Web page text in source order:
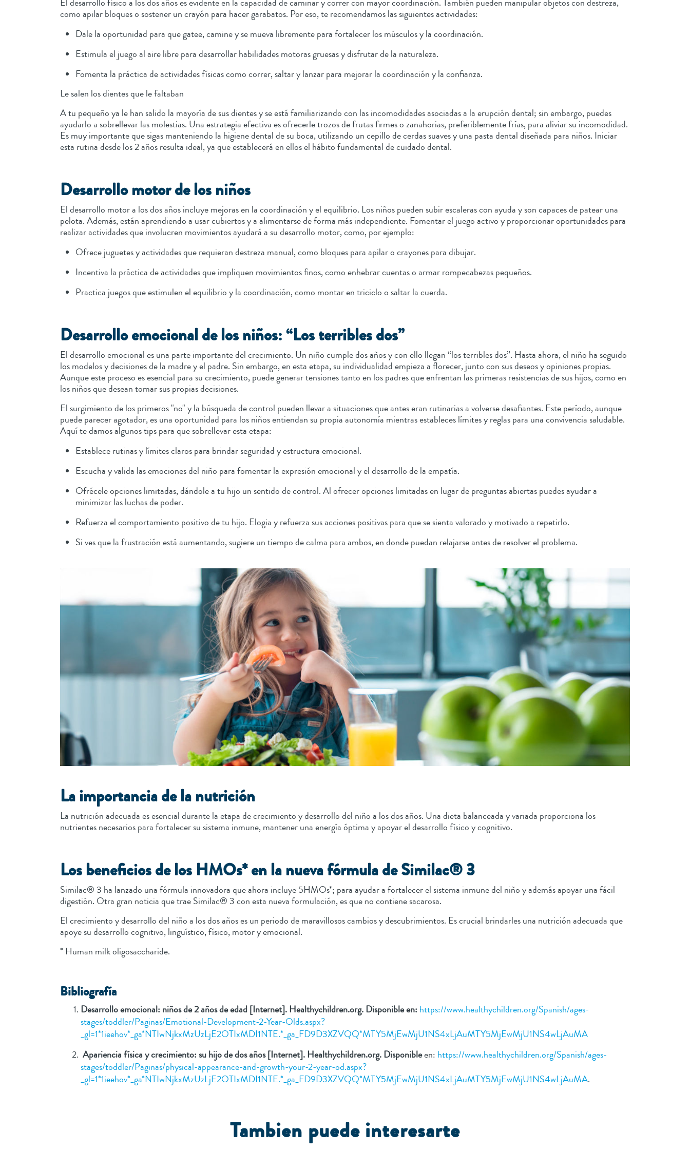
como apilar bloques o sostener un crayón para hacer garabatos. Por eso, te recomendamos las siguientes actividades:
Dale la oportunidad para que gatee, camine y se mueva libremente para fortalecer los músculos y la coordinación.
Estimula el juego al aire libre para desarrollar habilidades motoras gruesas y disfrutar de la naturaleza.
Fomenta la práctica de actividades físicas como correr, saltar y lanzar para mejorar la coordinación y la confianza.
Le salen los dientes que le faltaban
A tu pequeño ya le han salido la mayoría de sus dientes y se está familiarizando con las incomodidades asociadas a la erupción dental; sin embargo, puedes
ayudarlo a sobrellevar las molestias. Una estrategia efectiva es ofrecerle trozos de frutas firmes o zanahorias, preferiblemente frías, para aliviar su incomodidad.
Es muy importante que sigas manteniendo la higiene dental de su boca, utilizando un cepillo de cerdas suaves y una pasta dental diseñada para niños. Iniciar
esta rutina desde los 2 años resulta ideal, ya que establecerá en ellos el hábito fundamental de cuidado dental.
Desarrollo motor de los niños
El desarrollo motor a los dos años incluye mejoras en la coordinación y el equilibrio. Los niños pueden subir escaleras con ayuda y son capaces de patear una
pelota. Además, están aprendiendo a usar cubiertos y a alimentarse de forma más independiente. Fomentar el juego activo y proporcionar oportunidades para
realizar actividades que involucren movimientos ayudará a su desarrollo motor, como, por ejemplo:
Ofrece juguetes y actividades que requieran destreza manual, como bloques para apilar o crayones para dibujar.
Incentiva la práctica de actividades que impliquen movimientos finos, como enhebrar cuentas o armar rompecabezas pequeños.
Practica juegos que estimulen el equilibrio y la coordinación, como montar en triciclo o saltar la cuerda.
Desarrollo emocional de los niños: “Los terribles dos”
El desarrollo emocional es una parte importante del crecimiento. Un niño cumple dos años y con ello llegan “los terribles dos”. Hasta ahora, el niño ha seguido
los modelos y decisiones de la madre y el padre. Sin embargo, en esta etapa, su individualidad empieza a florecer, junto con sus deseos y opiniones propias.
Aunque este proceso es esencial para su crecimiento, puede generar tensiones tanto en los padres que enfrentan las primeras resistencias de sus hijos, como en
los niños que desean tomar sus propias decisiones.
El surgimiento de los primeros "no" y la búsqueda de control pueden llevar a situaciones que antes eran rutinarias a volverse desafiantes. Este período, aunque
puede parecer agotador, es una oportunidad para los niños entiendan su propia autonomía mientras estableces límites y reglas para una convivencia saludable.
Aquí te damos algunos tips para que sobrellevar esta etapa:
Establece rutinas y límites claros para brindar seguridad y estructura emocional.
Escucha y valida las emociones del niño para fomentar la expresión emocional y el desarrollo de la empatía.
Ofrécele opciones limitadas, dándole a tu hijo un sentido de control. Al ofrecer opciones limitadas en lugar de preguntas abiertas puedes ayudar a
minimizar las luchas de poder.
Refuerza el comportamiento positivo de tu hijo. Elogia y refuerza sus acciones positivas para que se sienta valorado y motivado a repetirlo.
Si ves que la frustración está aumentando, sugiere un tiempo de calma para ambos, en donde puedan relajarse antes de resolver el problema.
La importancia de la nutrición
La nutrición adecuada es esencial durante la etapa de crecimiento y desarrollo del niño a los dos años. Una dieta balanceada y variada proporciona los
nutrientes necesarios para fortalecer su sistema inmune, mantener una energía óptima y apoyar el desarrollo físico y cognitivo.
Los beneficios de los HMOs* en la nueva fórmula de Similac® 3
Similac® 3 ha lanzado una fórmula innovadora que ahora incluye 5HMOs*; para ayudar a fortalecer el sistema inmune del niño y además apoyar una fácil
digestión. Otra gran noticia que trae Similac® 3 con esta nueva formulación, es que no contiene sacarosa.
El crecimiento y desarrollo del niño a los dos años es un periodo de maravillosos cambios y descubrimientos. Es crucial brindarles una nutrición adecuada que
apoye su desarrollo cognitivo, lingüístico, físico, motor y emocional.
* Human milk oligosaccharide.
Bibliografía
Desarrollo emocional: niños de 2 años de edad [Internet]. Healthychildren.org. Disponible en: https://www.healthychildren.org/Spanish/ages-
stages/toddler/Paginas/Emotional-Development-2-Year-Olds.aspx?
_gl=1*1ieehov*_ga*NTIwNjkxMzUzLjE2OTIxMDI1NTE.*_ga_FD9D3XZVQQ*MTY5MjEwMjU1NS4xLjAuMTY5MjEwMjU1NS4wLjAuMA
Apariencia física y crecimiento: su hijo de dos años [Internet]. Healthychildren.org. Disponibleen: https://www.healthychildren.org/Spanish/ages-
stages/toddler/Paginas/physical-appearance-and-growth-your-2-year-od.aspx?
_gl=1*1ieehov*_ga*NTIwNjkxMzUzLjE2OTIxMDI1NTE.*_ga_FD9D3XZVQQ*MTY5MjEwMjU1NS4xLjAuMTY5MjEwMjU1NS4wLjAuMA.
Tambien puede interesarte